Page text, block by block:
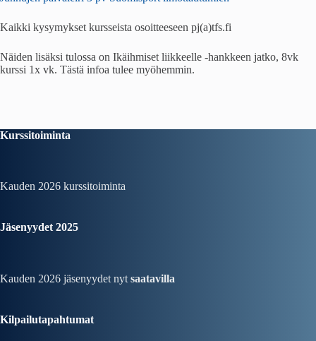
Kaikki kysymykset kursseista osoitteeseen pj(a)tfs.fi
Näiden lisäksi tulossa on Ikäihmiset liikkeelle -hankkeen jatko, 8vk
kurssi 1x vk. Tästä infoa tulee myöhemmin.
Kurssitoiminta
Kauden 2026 kurssitoiminta
Jäsenyydet 2025
Kauden 2026 jäsenyydet nyt saatavilla
Kilpailutapahtumat